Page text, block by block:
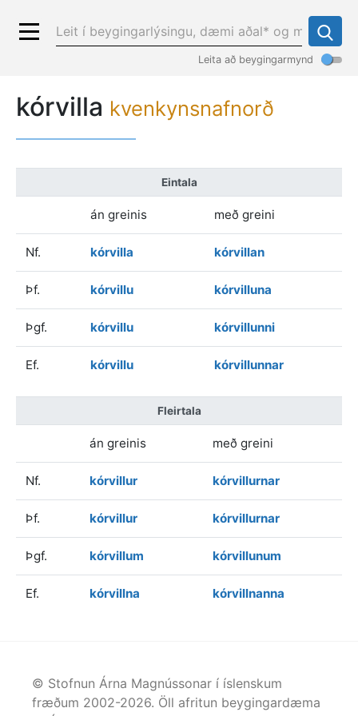
Leita að beygingarmynd
kórvilla kvenkynsnafnorð
Eintala
án greinis með greini
Nf. kórvilla kórvillan
Þf. kórvillu kórvilluna
Þgf. kórvillu kórvillunni
Ef. kórvillu kórvillunnar
Fleirtala
án greinis með greini
Nf. kórvillur kórvillurnar
Þf. kórvillur kórvillurnar
Þgf. kórvillum kórvillunum
Ef. kórvillna kórvillnanna
© Stofnun Árna Magnússonar í íslenskum
fræðum 2002-2026. Öll afritun beygingardæma